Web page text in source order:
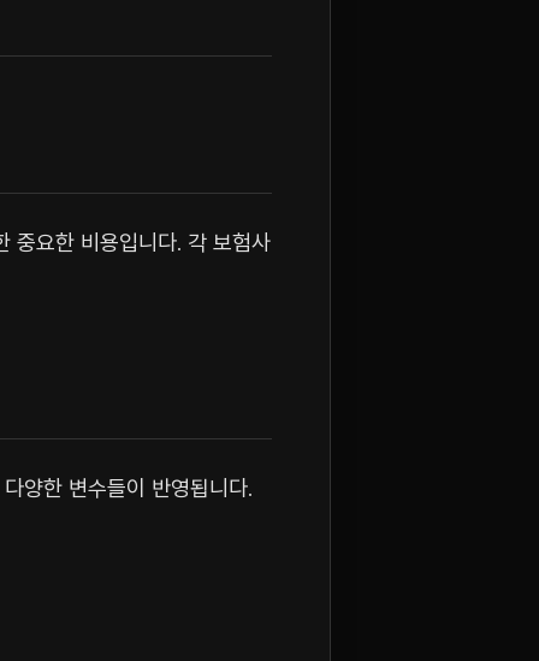
중요한 비용입니다. 각 보험사
양한 변수들이 반영됩니다.